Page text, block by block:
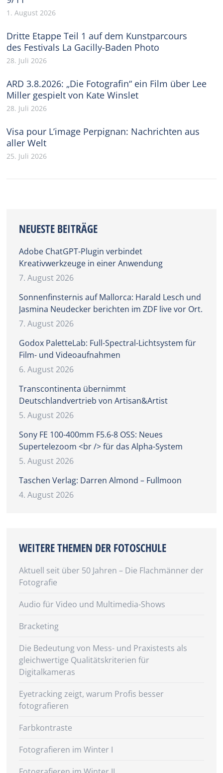
1. August 2026
Dritte Etappe Teil 1 auf dem Kunstparcours
des Festivals La Gacilly-Baden Photo
28. Juli 2026
ARD 3.8.2026: „Die Fotografin“ ein Film über Lee
Miller gespielt von Kate Winslet
28. Juli 2026
Visa pour L’image Perpignan: Nachrichten aus
aller Welt
25. Juli 2026
NEUESTE BEITRÄGE
Adobe ChatGPT-Plugin verbindet
Kreativwerkzeuge in einer Anwendung
7. August 2026
Sonnenfinsternis auf Mallorca: Harald Lesch und
Jasmina Neudecker berichten im ZDF live vor Ort.
7. August 2026
Godox PaletteLab: Full-Spectral-Lichtsystem für
Film- und Videoaufnahmen
6. August 2026
Transcontinenta übernimmt
Deutschlandvertrieb von Artisan&Artist
5. August 2026
Sony FE 100-400mm F5.6-8 OSS: Neues
Supertelezoom <br /> für das Alpha-System
5. August 2026
Taschen Verlag: Darren Almond – Fullmoon
4. August 2026
WEITERE THEMEN DER FOTOSCHULE
Aktuell seit über 50 Jahren – Die Flachmänner der
Fotografie
Audio für Video und Multimedia-Shows
Bracketing
Die Bedeutung von Mess- und Praxistests als
gleichwertige Qualitätskriterien für
Digitalkameras
Eyetracking zeigt, warum Profis besser
fotografieren
Farbkontraste
Fotografieren im Winter I